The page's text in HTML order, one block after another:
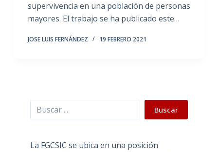
supervivencia en una población de personas
mayores. El trabajo se ha publicado este…
JOSE LUIS FERNÁNDEZ 19 FEBRERO 2021
Buscar Buscar
La FGCSIC se ubica en una posición